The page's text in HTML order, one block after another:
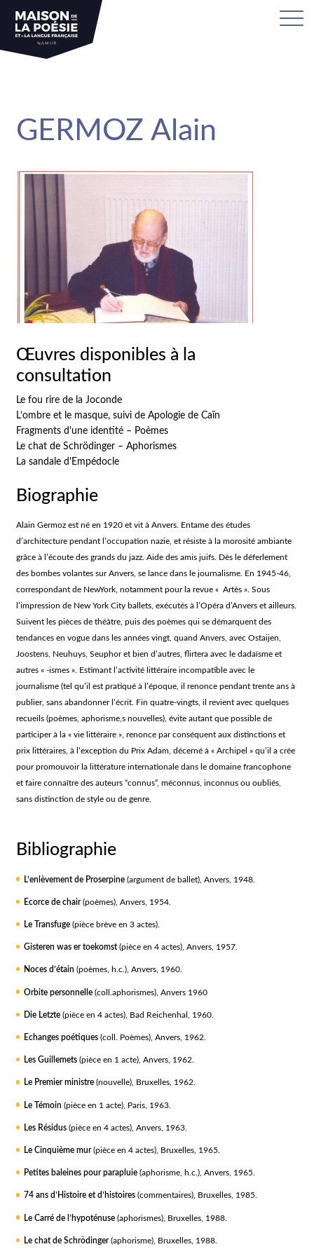
GERMOZ Alain
Œuvres disponibles à la
consultation
Le fou rire de la Joconde
L’ombre et le masque, suivi de Apologie de Caïn
Fragments d'une identité – Poèmes
Le chat de Schrödinger – Aphorismes
La sandale d'Empédocle
Biographie
Alain Germoz est né en 1920 et vit à Anvers. Entame des études
d’architecture pendant l’occupation nazie, et résiste à la morosité ambiante
grâce à l’écoute des grands du jazz. Aide des amis juifs. Dès le déferlement
des bombes volantes sur Anvers, se lance dans le journalisme. En 1945-46,
correspondant de NewYork, notamment pour la revue « Artès ». Sous
l’impression de New York City ballets, exécutés à l’Opéra d’Anvers et ailleurs.
Suivent les pièces de théâtre, puis des poèmes qui se démarquent des
tendances en vogue dans les années vingt, quand Anvers, avec Ostaijen,
Joostens, Neuhuys, Seuphor et bien d’autres, flirtera avec le dadaïsme et
autres « -ismes ». Estimant l’activité littéraire incompatible avec le
journalisme (tel qu’il est pratiqué à l’époque, il renonce pendant trente ans à
publier, sans abandonner l’écrit. Fin quatre-vingts, il revient avec quelques
recueils (poèmes, aphorisme,s nouvelles), évite autant que possible de
participer à la « vie littéraire », renonce par conséquent aux distinctions et
prix littéraires, à l’exception du Prix Adam, décerné à « Archipel » qu’il a crée
pour promouvoir la littérature internationale dans le domaine francophone
et faire connaître des auteurs “connus”, méconnus, inconnus ou oubliés,
sans distinction de style ou de genre.
Bibliographie
L’enlèvement de Proserpine(argument de ballet), Anvers, 1948.
Ecorce de chair(poèmes), Anvers, 1954.
Le Transfuge(pièce brève en 3 actes).
Gisteren was er toekomst(pièce en 4 actes), Anvers, 1957.
Noces d’étain (poèmes, h.c.), Anvers, 1960.
Orbite personnelle(coll.aphorismes), Anvers 1960
Die Letzte(pièce en 4 actes), Bad Reichenhal, 1960.
Echanges poétiques(coll. Poèmes), Anvers, 1962.
Les Guillemets(pièce en 1 acte), Anvers, 1962.
Le Premier ministre(nouvelle), Bruxelles, 1962.
Le Témoin (pièce en 1 acte), Paris, 1963.
Les Résidus(pièce en 4 actes), Anvers, 1963.
Le Cinquième mur(pièce en 4 actes), Bruxelles, 1965.
Petites baleines pour parapluie(aphorisme, h.c.), Anvers, 1965.
74 ans d’Histoire et d’histoires(commentaires), Bruxelles, 1985.
Le Carré de l’hypoténuse(aphorismes), Bruxelles, 1988.
Le chat de Schrödinger(aphorisme), Bruxelles, 1988.